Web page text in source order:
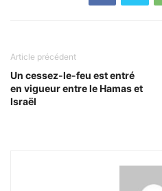
Article précédent
Un cessez-le-feu est entré
en vigueur entre le Hamas et
Israël